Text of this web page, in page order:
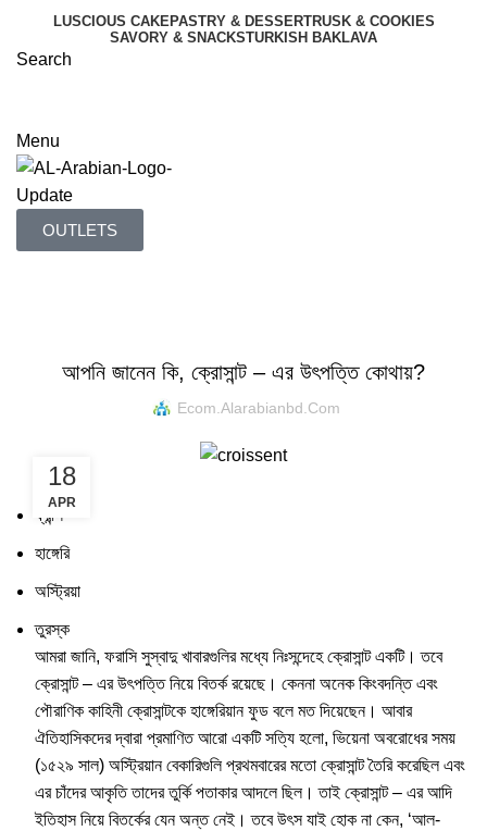
LUSCIOUS CAKEPASTRY & DESSERTRUSK & COOKIES
SAVORY & SNACKSTURKISH BAKLAVA
Search
Menu
OUTLETS
আপনি জানেন কি, ক্রোসান্ট – এর উৎপত্তি কোথায়?
Ecom.alarabianbd.com
18
APR
ফ্রান্স
হাঙ্গেরি
অস্ট্রিয়া
তুরস্ক
আমরা জানি, ফরাসি সুস্বাদু খাবারগুলির মধ্যে নিঃসন্দেহে ক্রোসান্ট একটি। তবে
ক্রোসান্ট – এর উৎপত্তি নিয়ে বিতর্ক রয়েছে। কেননা অনেক কিংবদন্তি এবং
পৌরাণিক কাহিনী ক্রোসান্টকে হাঙ্গেরিয়ান ফুড বলে মত দিয়েছেন। আবার
ঐতিহাসিকদের দ্বারা প্রমাণিত আরো একটি সত্যি হলো, ভিয়েনা অবরোধের সময়
(১৫২৯ সাল) অস্ট্রিয়ান বেকারিগুলি প্রথমবারের মতো ক্রোসান্ট তৈরি করেছিল এবং
এর চাঁদের আকৃতি তাদের তুর্কি পতাকার আদলে ছিল। তাই ক্রোসান্ট – এর আদি
ইতিহাস নিয়ে বিতর্কের যেন অন্ত নেই। তবে উৎস যাই হোক না কেন, ‘আল-